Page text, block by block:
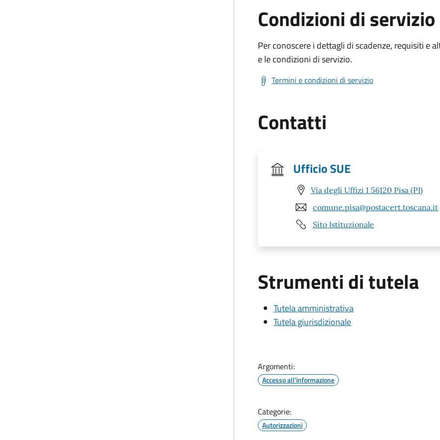
Condizioni di servizio
Per conoscere i dettagli di scadenze, requisiti e
e le condizioni di servizio.
Termini e condizioni di servizio
Contatti
Ufficio SUE
Via degli Uffizi 1 56120 Pisa (PI)
comune.pisa@postacert.toscana.it
Sito Istituzionale
Strumenti di tutela
Tutela amministrativa
Tutela giurisdizionale
Argomenti:
Accesso all'informazione
Categorie:
Autorizzazioni